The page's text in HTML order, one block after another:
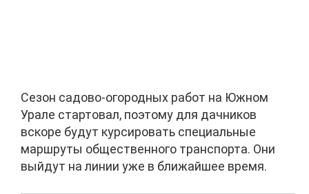
Сезон садово-огородных работ на Южном
Урале стартовал, поэтому для дачников
вскоре будут курсировать специальные
маршруты общественного транспорта. Они
выйдут на линии уже в ближайшее время.